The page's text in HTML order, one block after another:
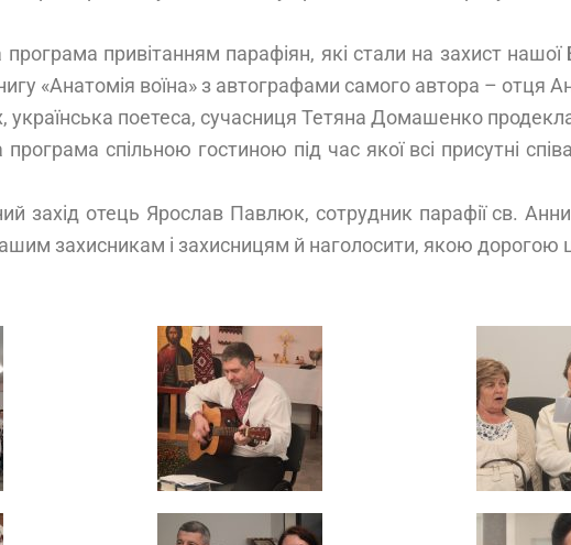
привітанням парафіян, які стали на захист
«Анатомія воїна» з автографами самого автора – отця
українська поетеса, сучасниця Тетяна Домашенко
спільною гостиною під час якої всі присутні
захід отець Ярослав Павлюк, сотрудник парафії св.
захисникам і захисницям й наголосити, якою дорогою